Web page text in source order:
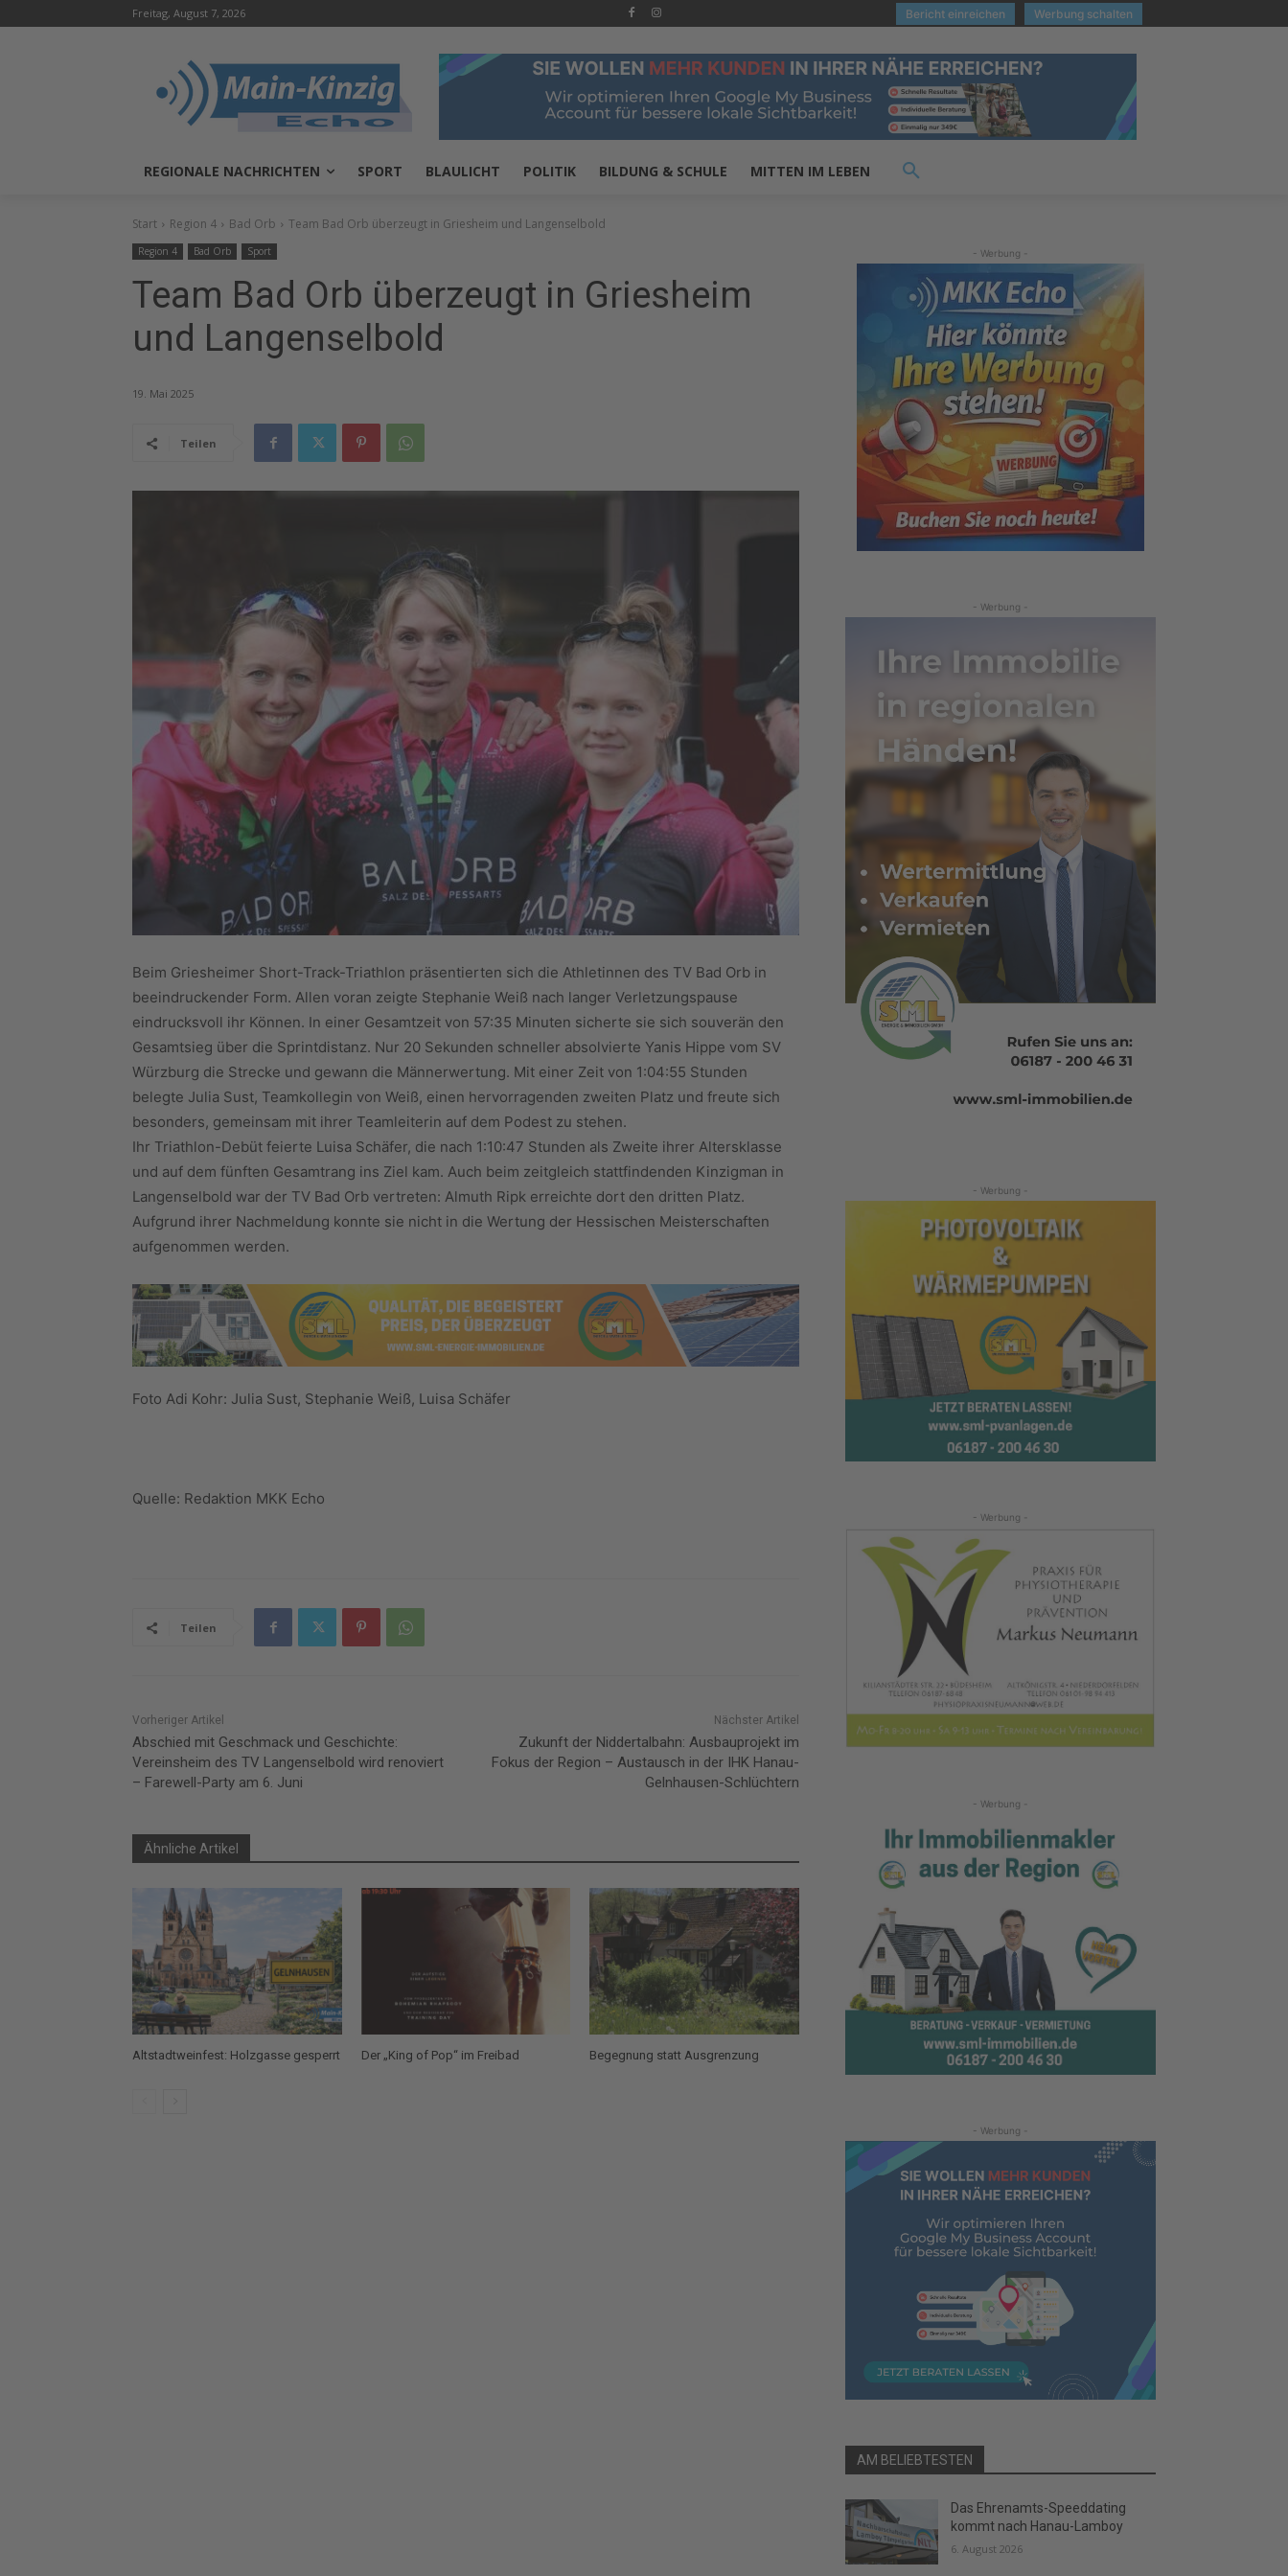
Freitag, August 7, 2026 Bericht einreichen Werbung schalten
REGIONALE NACHRICHTEN SPORT BLAULICHT POLITIK BILDUNG & SCHULE MITTEN IM LEBEN
Start Region 4 Bad Orb Team Bad Orb überzeugt in Griesheim und Langenselbold
Region 4 Bad Orb Sport
Team Bad Orb überzeugt in Griesheim
und Langenselbold
19. Mai 2025
Teilen
Beim Griesheimer Short-Track-Triathlon präsentierten sich die Athletinnen des TV Bad Orb in
beeindruckender Form. Allen voran zeigte Stephanie Weiß nach langer Verletzungspause
eindrucksvoll ihr Können. In einer Gesamtzeit von 57:35 Minuten sicherte sie sich souverän den
Gesamtsieg über die Sprintdistanz. Nur 20 Sekunden schneller absolvierte Yanis Hippe vom SV
Würzburg die Strecke und gewann die Männerwertung. Mit einer Zeit von 1:04:55 Stunden
belegte Julia Sust, Teamkollegin von Weiß, einen hervorragenden zweiten Platz und freute sich
besonders, gemeinsam mit ihrer Teamleiterin auf dem Podest zu stehen.
Ihr Triathlon-Debüt feierte Luisa Schäfer, die nach 1:10:47 Stunden als Zweite ihrer Altersklasse
und auf dem fünften Gesamtrang ins Ziel kam. Auch beim zeitgleich stattfindenden Kinzigman in
Langenselbold war der TV Bad Orb vertreten: Almuth Ripk erreichte dort den dritten Platz.
Aufgrund ihrer Nachmeldung konnte sie nicht in die Wertung der Hessischen Meisterschaften
aufgenommen werden.
Foto Adi Kohr: Julia Sust, Stephanie Weiß, Luisa Schäfer
Quelle: Redaktion MKK Echo
Teilen
Vorheriger Artikel
Abschied mit Geschmack und Geschichte:
Vereinsheim des TV Langenselbold wird renoviert
– Farewell-Party am 6. Juni
Nächster Artikel
Zukunft der Niddertalbahn: Ausbauprojekt im
Fokus der Region – Austausch in der IHK Hanau-
Gelnhausen-Schlüchtern
Ähnliche Artikel
Altstadtweinfest: Holzgasse gesperrt Der „King of Pop“ im Freibad Begegnung statt Ausgrenzung
- Werbung -
- Werbung -
- Werbung -
- Werbung -
- Werbung -
- Werbung -
AM BELIEBTESTEN
Das Ehrenamts-Speeddating
kommt nach Hanau-Lamboy
6. August 2026